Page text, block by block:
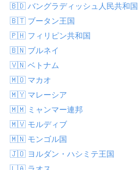
🇧🇩 バングラディッシュ人民共和国
🇧🇹 ブータン王国
🇵🇭 フィリピン共和国
🇧🇳 ブルネイ
🇻🇳 ベトナム
🇲🇴 マカオ
🇲🇾 マレーシア
🇲🇲 ミャンマー連邦
🇲🇻 モルディブ
🇲🇳 モンゴル国
🇯🇴 ヨルダン・ハシミテ王国